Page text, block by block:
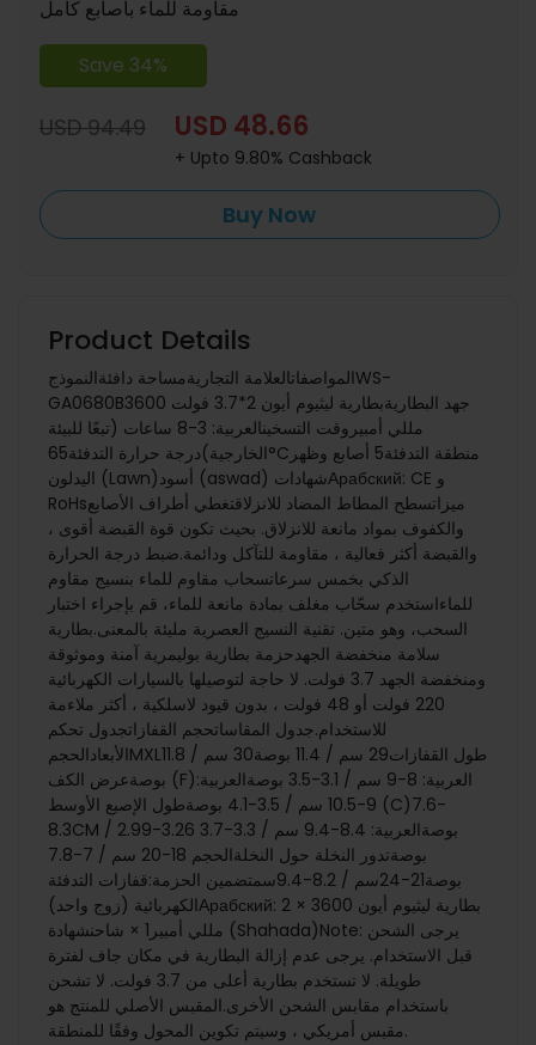
مقاومة للماء بأصابع كامل
Save 34%
USD 94.49 USD 48.66
+ Upto 9.80% Cashback
Buy Now
Product Details
المواصفاتالعلامة التجاريةمساحة دافئةالنموذجWS-
GA0680Bجهد البطاريةبطارية ليثيوم أيون 2*3.7 فولت 3600
مللي أمبيروقت التسخينالعربية: 3-8 ساعات (تبعًا للبيئة
الخارجية)درجة حرارة التدفئة65°Cمنطقة التدفئة5 أصابع وظهر
اليدلون (Lawn)أسود (aswad) شهاداتАрабский: CE و
RoHsميزاتسطح المطاط المضاد للانزلاقتغطي أطراف الأصابع
والكفوف بمواد مانعة للانزلاق. بحيث تكون قوة القبضة أقوى ،
والقبضة أكثر فعالية ، مقاومة للتآكل ودائمة.ضبط درجة الحرارة
الذكي بخمس سرعاتسحاب مقاوم للماء بنسيج مقاوم
للماءاستخدم سحّاب مغلف بمادة مانعة للماء، قم بإجراء اختبار
السحب، وهو متين. تقنية النسيج العصرية مليئة بالمعنى.بطارية
سلامة منخفضة الجهدحزمة بطارية بوليمرية آمنة وموثوقة
ومنخفضة الجهد 3.7 فولت. لا حاجة لتوصيلها بالسيارات الكهربائية
220 فولت أو 48 فولت ، بدون قيود لاسلكية ، أكثر ملاءمة
للاستخدام.جدول المقاساتحجم القفازاتجدول تحكم
الأبعادالحجمMXLطول القفازات29 سم / 11.4 بوصة30 سم / 11.8
بوصةعرض الكف (F)العربية: 8-9 سم / 3.1-3.5 بوصةالعربية:
9-10.5 سم / 3.5-4.1 بوصةطول الإصبع الأوسط (C)7.6-
8.3CM / 2.99-3.26 بوصةالعربية: 8.4-9.4 سم / 3.3-3.7
بوصةتدور النخلة حول النخلةالحجم 18-20 سم / 7-7.8
بوصة21-24سم / 8.2-9.4سمتضمين الحزمة:قفازات التدفئة
الكهربائية (زوج واحد)Арабский: 2 × بطارية ليثيوم أيون 3600
مللي أمبير1 × شاحنشهادة (Shahada)Note: يرجى الشحن
قبل الاستخدام. يرجى عدم إزالة البطارية في مكان جاف لفترة
طويلة. لا تستخدم بطارية أعلى من 3.7 فولت. لا تشحن
باستخدام مقابس الشحن الأخرى.المقبس الأصلي للمنتج هو
مقبس أمريكي ، وسيتم تكوين المحول وفقًا للمنطقة.